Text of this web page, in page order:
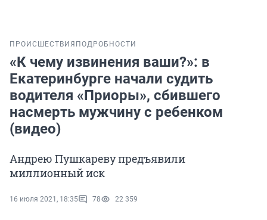
ПРОИСШЕСТВИЯ ПОДРОБНОСТИ
«К чему извинения ваши?»: в
Екатеринбурге начали судить
водителя «Приоры», сбившего
насмерть мужчину с ребенком
(видео)
Андрею Пушкареву предъявили
миллионный иск
16 июля 2021, 18:35 78 22 359